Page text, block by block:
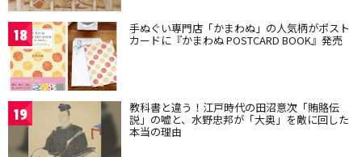
18 手ぬぐい専門店「かまわぬ」の人気柄がポスト
カードに『かまわぬ POSTCARD BOOK』発売
19 教科書と違う！江戸時代の田沼意次「賄賂伝
説」の嘘と、水野忠邦が「大奥」を敵に回した
本当の理由